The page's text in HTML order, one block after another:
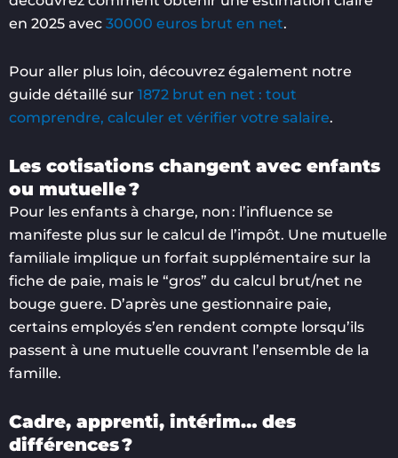
en 2025 avec 30000 euros brut en net.
Pour aller plus loin, découvrez également notre
guide détaillé sur 1872 brut en net : tout
comprendre, calculer et vérifier votre salaire.
Les cotisations changent avec enfants
ou mutuelle ?
Pour les enfants à charge, non : l’influence se
manifeste plus sur le calcul de l’impôt. Une mutuelle
familiale implique un forfait supplémentaire sur la
fiche de paie, mais le “gros” du calcul brut/net ne
bouge guere. D’après une gestionnaire paie,
certains employés s’en rendent compte lorsqu’ils
passent à une mutuelle couvrant l’ensemble de la
famille.
Cadre, apprenti, intérim… des
différences ?